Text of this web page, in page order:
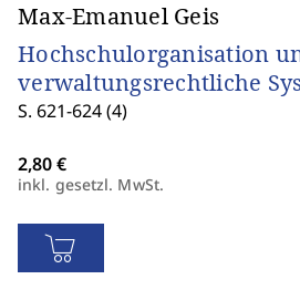
Max-Emanuel Geis
Hochschulorganisation
verwaltungsrechtliche
S. 621-624 (4)
inkl. gesetzl. MwSt.